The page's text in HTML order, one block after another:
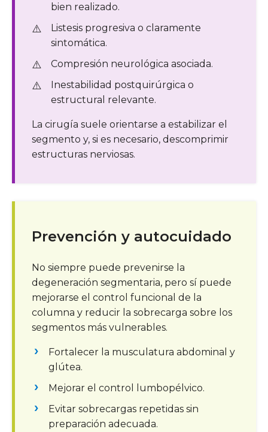
bien realizado.
Listesis progresiva o claramente
sintomática.
Compresión neurológica asociada.
Inestabilidad postquirúrgica o
estructural relevante.
La cirugía suele orientarse a estabilizar el
segmento y, si es necesario, descomprimir
estructuras nerviosas.
Prevención y autocuidado
No siempre puede prevenirse la
degeneración segmentaria, pero sí puede
mejorarse el control funcional de la
columna y reducir la sobrecarga sobre los
segmentos más vulnerables.
Fortalecer la musculatura abdominal y
glútea.
Mejorar el control lumbopélvico.
Evitar sobrecargas repetidas sin
preparación adecuada.